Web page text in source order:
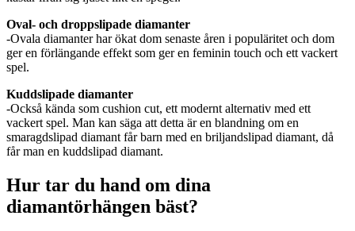
Oval- och droppslipade diamanter
-Ovala diamanter har ökat dom senaste åren i populäritet och dom
ger en förlängande effekt som ger en feminin touch och ett vackert
spel.
Kuddslipade diamanter
-Också kända som cushion cut, ett modernt alternativ med ett
vackert spel. Man kan säga att detta är en blandning om en
smaragdslipad diamant får barn med en briljandslipad diamant, då
får man en kuddslipad diamant.
Hur tar du hand om dina
diamantörhängen bäst?